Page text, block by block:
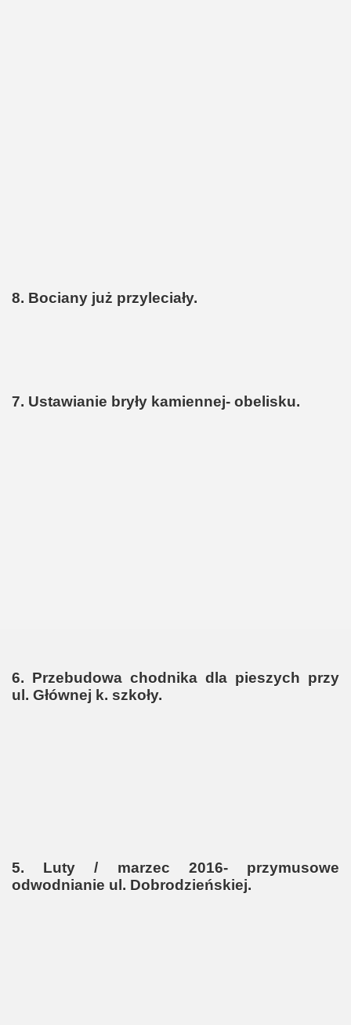
8. Bociany już przyleciały.
7. Ustawianie bryły kamiennej- obelisku.
6. Przebudowa chodnika dla pieszych przy
ul. Głównej k. szkoły.
5. Luty / marzec 2016- przymusowe
odwodnianie ul. Dobrodzieńskiej.